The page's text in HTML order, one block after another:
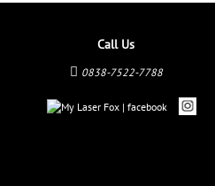
Call Us
0838-7522-7788